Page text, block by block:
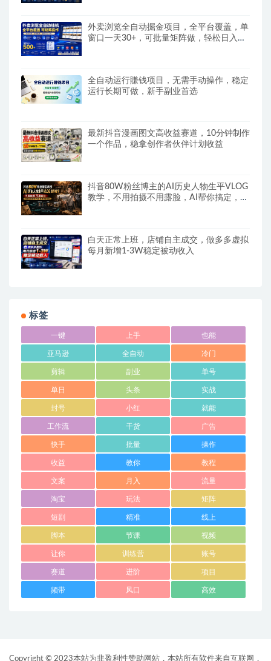
外卖浏览全自动掘金项目，全平台覆盖，单
窗口一天30+，可批量矩阵做，轻松日入
全自动运行賺钱项目，无需手动操作，稳定
运行长期可做，新手副业首选
最新抖音漫画图文高收益赛道，10分钟制作
一个作品，稳拿创作者伙伴计划收益
抖音80W粉丝博主的AI历史人物生平VLOG
教学，不用拍摄不用露脸，AI帮你搞定，轻
白天正常上班，店铺自主成交，做多多虚拟
每月新增1-3W稳定被动收入
标签
一键 上手 也能
亚马逊 全自动 冷门
剪辑 副业 单号
单日 头条 实战
封号 小红 就能
工作流 干货 广告
快手 批量 操作
收益 教你 教程
文案 月入 流量
淘宝 玩法 矩阵
短剧 精准 线上
脚本 节课 视频
让你 训练营 账号
赛道 进阶 项目
频带 风口 高效
Copyright © 2023本站为非盈利性赞助网站，本站所有软件来自互联网，